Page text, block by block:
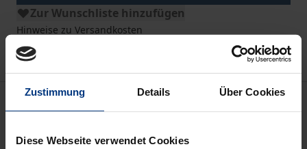
Zustimmung Details Über Cookies
Diese Webseite verwendet Cookies
Zur Wunschliste hinzufügen
Hinweise zu Versandkosten
Beschreibung
Das Spiel mit den Worten gehört für Juristen zum